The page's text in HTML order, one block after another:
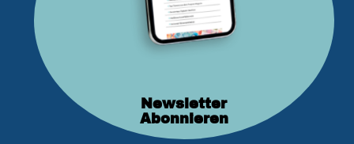
Newsletter
Abonnieren